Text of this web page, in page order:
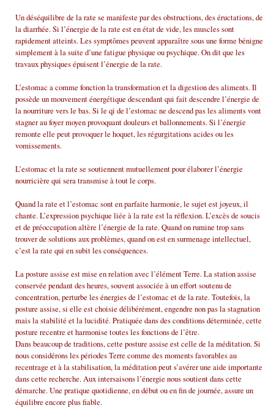
Un déséquilibre de la rate se manifeste par des obstructions, des éructations, de
la diarrhée. Si l’énergie de la rate est en état de vide, les muscles sont
rapidement atteints. Les symptômes peuvent apparaître sous une forme bénigne
simplement à la suite d’une fatigue physique ou psychique. On dit que les
travaux physiques épuisent l’énergie de la rate.
L’estomac a comme fonction la transformation et la digestion des aliments. Il
possède un mouvement énergétique descendant qui fait descendre l’énergie de
la nourriture vers le bas. Si le qi de l’estomac ne descend pas les aliments vont
stagner au foyer moyen provoquant douleurs et ballonnements. Si l’énergie
remonte elle peut provoquer le hoquet, les régurgitations acides ou les
vomissements.
L’estomac et la rate se soutiennent mutuellement pour élaborer l’énergie
nourricière qui sera transmise à tout le corps.
Quand la rate et l’estomac sont en parfaite harmonie, le sujet est joyeux, il
chante. L’expression psychique liée à la rate est la réflexion. L’excès de soucis
et de préoccupation altère l’énergie de la rate. Quand on rumine trop sans
trouver de solutions aux problèmes, quand on est en surmenage intellectuel,
c’est la rate qui en subit les conséquences.
La posture assise est mise en relation avec l’élément Terre. La station assise
conservée pendant des heures, souvent associée à un effort soutenu de
concentration, perturbe les énergies de l’estomac et de la rate. Toutefois, la
posture assise, si elle est choisie délibérément, engendre non pas la stagnation
mais la stabilité et la lucidité. Pratiquée dans des conditions déterminée, cette
posture recentre et harmonise toutes les fonctions de l’être.
Dans beaucoup de traditions, cette posture assise est celle de la méditation. Si
nous considérons les périodes Terre comme des moments favorables au
recentrage et à la stabilisation, la méditation peut s’avérer une aide importante
dans cette recherche. Aux intersaisons l’énergie nous soutient dans cette
démarche. Une pratique quotidienne, en début ou en fin de journée, assure un
équilibre encore plus fiable.